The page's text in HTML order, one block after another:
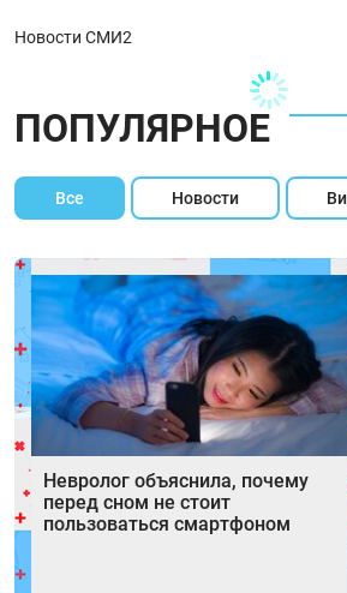
Новости СМИ2
ПОПУЛЯРНОЕ
Все Новости
Невролог объяснила, почему
перед сном не стоит
пользоваться смартфоном